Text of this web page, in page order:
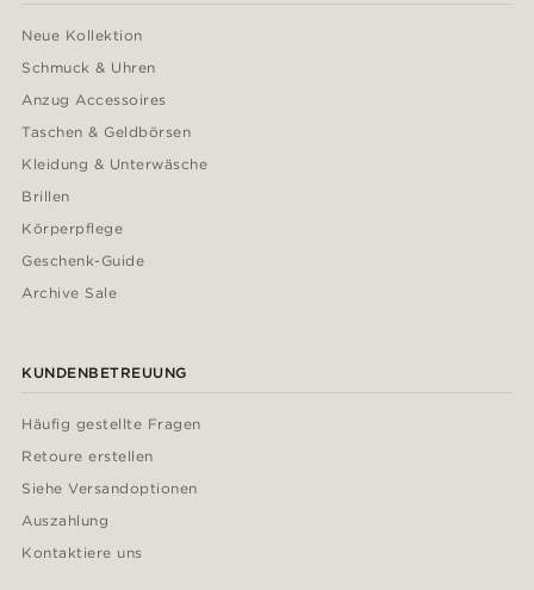
Neue Kollektion
Schmuck & Uhren
Anzug Accessoires
Taschen & Geldbörsen
Kleidung & Unterwäsche
Brillen
Körperpflege
Geschenk-Guide
Archive Sale
KUNDENBETREUUNG
Häufig gestellte Fragen
Retoure erstellen
Siehe Versandoptionen
Auszahlung
Kontaktiere uns